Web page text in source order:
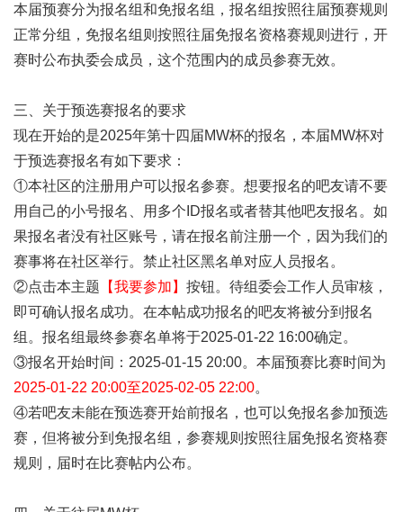
本届预赛分为报名组和免报名组，报名组按照往届预赛规则
正常分组，免报名组则按照往届免报名资格赛规则进行，开
赛时公布执委会成员，这个范围内的成员参赛无效。
三、关于预选赛报名的要求
现在开始的是2025年第十四届MW杯的报名，本届MW杯对
于预选赛报名有如下要求：
①本社区的注册用户可以报名参赛。想要报名的吧友请不要
用自己的小号报名、用多个ID报名或者替其他吧友报名。如
果报名者没有社区账号，请在报名前注册一个，因为我们的
赛事将在社区举行。禁止社区黑名单对应人员报名。
②点击本主题 【我要参加】 按钮。待组委会工作人员审核，
即可确认报名成功。在本帖成功报名的吧友将被分到报名
组。报名组最终参赛名单将于2025-01-22 16:00确定。
③报名开始时间：2025-01-15 20:00。本届预赛比赛时间为
2025-01-22 20:00至2025-02-05 22:00。
④若吧友未能在预选赛开始前报名，也可以免报名参加预选
赛，但将被分到免报名组，参赛规则按照往届免报名资格赛
规则，届时在比赛帖内公布。